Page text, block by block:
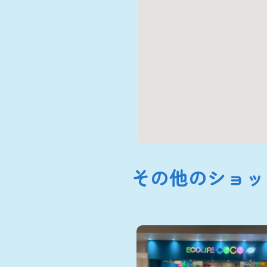
その他のショ